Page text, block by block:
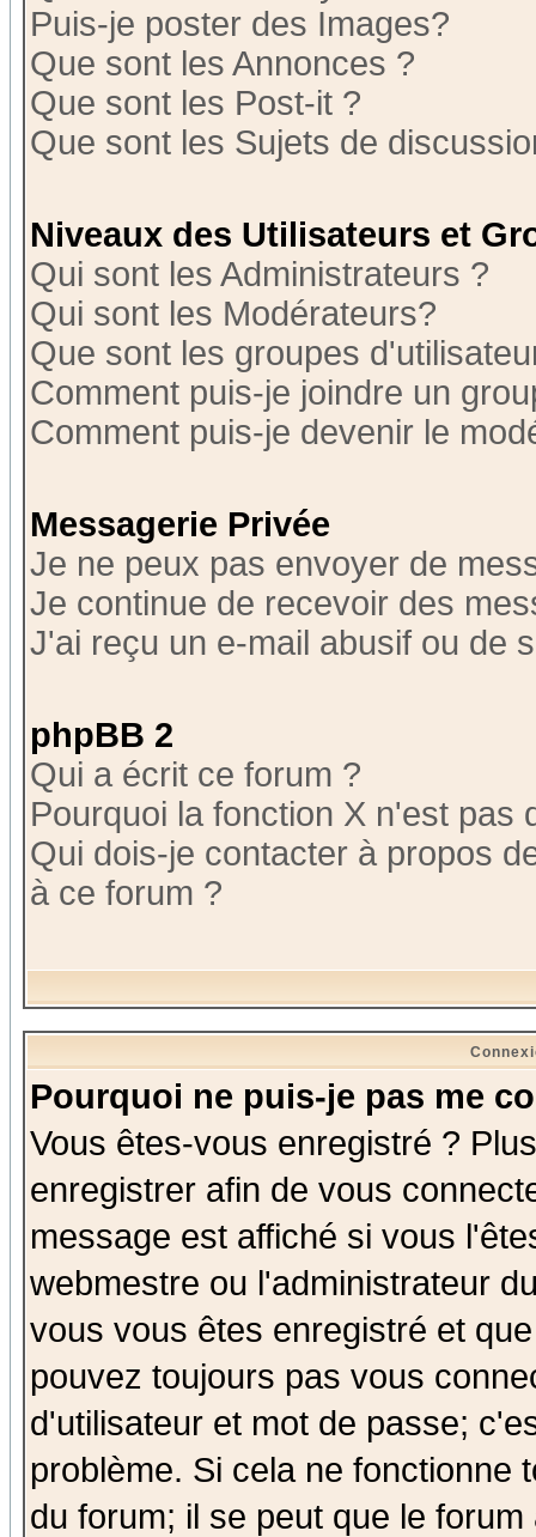
Puis-je poster des Images?
Que sont les Annonces ?
Que sont les Post-it ?
Que sont les Sujets de
Niveaux des Utilisateurs et
Qui sont les Administrateurs ?
Qui sont les Modérateurs?
Que sont les groupes
Comment puis-je joindre un
Comment puis-je devenir le
Messagerie Privée
Je ne peux pas envoyer de
Je continue de recevoir des
J'ai reçu un e-mail abusif ou de
phpBB 2
Qui a écrit ce forum ?
Pourquoi la fonction X n'est pas
Qui dois-je contacter à propos
à ce forum ?
Pourquoi ne puis-je pas me
Vous êtes-vous enregistré ?
enregistrer afin de vous
message est affiché si vous
webmestre ou l'administrateur
vous vous êtes enregistré et
pouvez toujours pas vous
d'utilisateur et mot de passe;
problème. Si cela ne fonctionne
du forum; il se peut que le